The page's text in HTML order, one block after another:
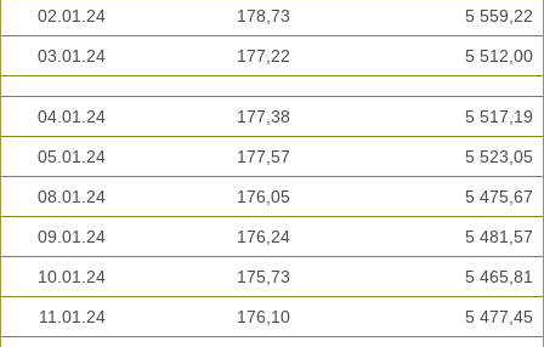
02.01.24 178,73 5 559,22
03.01.24 177,22 5 512,00
04.01.24 177,38 5 517,19
05.01.24 177,57 5 523,05
08.01.24 176,05 5 475,67
09.01.24 176,24 5 481,57
10.01.24 175,73 5 465,81
11.01.24 176,10 5 477,45